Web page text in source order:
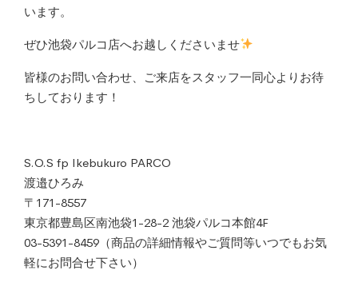
います。
ぜひ池袋パルコ店へお越しくださいませ
皆様のお問い合わせ、ご来店をスタッフ一同心よりお待
ちしております！
S.O.S fp Ikebukuro PARCO
渡邉ひろみ
〒171-8557
東京都豊島区南池袋1-28-2 池袋パルコ本館4F
03-5391-8459（商品の詳細情報やご質問等いつでもお気
軽にお問合せ下さい）